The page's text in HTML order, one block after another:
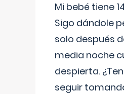
Mi bebé tiene
Sigo dándole
solo después
media noche
despierta.
seguir